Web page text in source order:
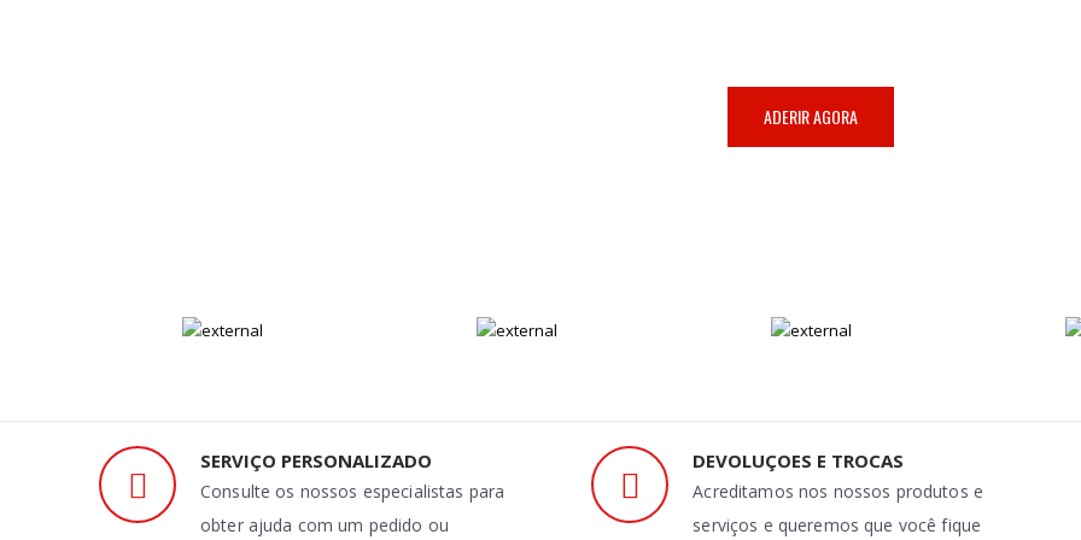
ADERIR AGORA
SERVIÇO PERSONALIZADO
Consulte os nossos especialistas para
obter ajuda com um pedido ou
DEVOLUÇOES E TROCAS
Acreditamos nos nossos produtos e
serviços e queremos que você fique